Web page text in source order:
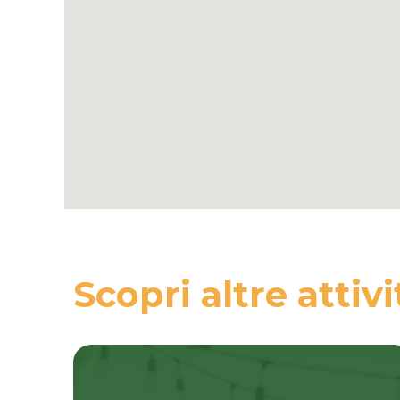
Scopri altre